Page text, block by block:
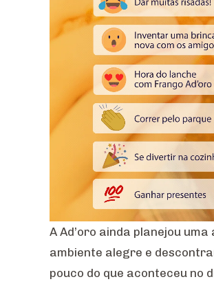
A Ad’oro ainda planejou
ambiente alegre e
pouco do que aconteceu no